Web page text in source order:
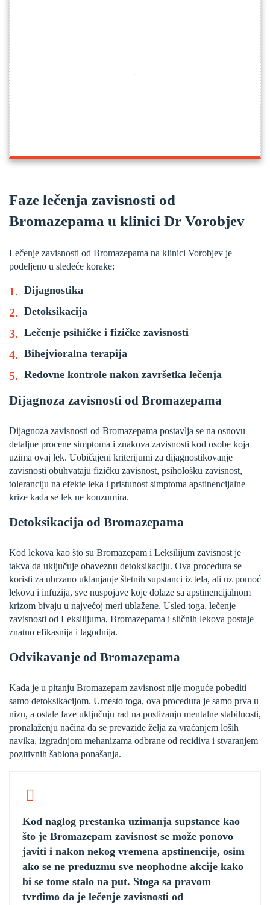
Faze lečenja zavisnosti od
Bromazepama u klinici Dr Vorobjev
Lečenje zavisnosti od Bromazepama na klinici Vorobjev je
podeljeno u sledeće korake:
Dijagnostika
Detoksikacija
Lečenje psihičke i fizičke zavisnosti
Bihejvioralna terapija
Redovne kontrole nakon završetka lečenja
Dijagnoza zavisnosti od Bromazepama
Dijagnoza zavisnosti od Bromazepama postavlja se na osnovu
detaljne procene simptoma i znakova zavisnosti kod osobe koja
uzima ovaj lek. Uobičajeni kriterijumi za dijagnostikovanje
zavisnosti obuhvataju fizičku zavisnost, psihološku zavisnost,
toleranciju na efekte leka i pristunost simptoma apstinencijalne
krize kada se lek ne konzumira.
Detoksikacija od Bromazepama
Kod lekova kao što su Bromazepam i Leksilijum zavisnost je
takva da uključuje obaveznu detoksikaciju. Ova procedura se
koristi za ubrzano uklanjanje štetnih supstanci iz tela, ali uz pomoć
lekova i infuzija, sve nuspojave koje dolaze sa apstinencijalnom
krizom bivaju u najvećoj meri ublažene. Usled toga, lečenje
zavisnosti od Leksilijuma, Bromazepama i sličnih lekova postaje
znatno efikasnija i lagodnija.
Odvikavanje od Bromazepama
Kada je u pitanju Bromazepam zavisnost nije moguće pobediti
samo detoksikacijom. Umesto toga, ova procedura je samo prva u
nizu, a ostale faze uključuju rad na postizanju mentalne stabilnosti,
pronalaženju načina da se prevaziđe želja za vraćanjem loših
navika, izgradnjom mehanizama odbrane od recidiva i stvaranjem
pozitivnih šablona ponašanja.
Kod naglog prestanka uzimanja supstance kao
što je Bromazepam zavisnost se može ponovo
javiti i nakon nekog vremena apstinencije, osim
ako se ne preduzmu sve neophodne akcije kako
bi se tome stalo na put. Stoga sa pravom
tvrdimo da je lečenje zavisnosti od